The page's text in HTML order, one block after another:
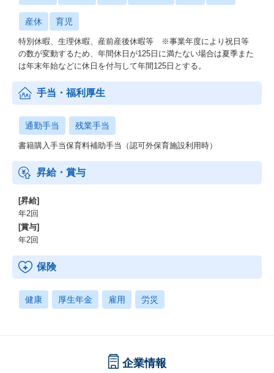
産休 育児
特別休暇、生理休暇、産前産後休暇等 ※事業年度により祝日等
の数が変動するため、年間休日が125日に満たない場合は夏季また
は年末年始などに休日を付与して年間125日とする。
手当・福利厚生
通勤手当 残業手当
書籍購入手当保育料補助手当（認可外保育施設利用時）
昇給・賞与
[昇給]
年2回
[賞与]
年2回
保険
健康 厚生年金 雇用 労災
企業情報